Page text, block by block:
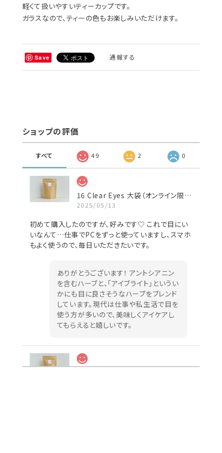
軽くて扱いやすいティーカップです。
ガラスなので、ティーの色もお楽しみいただけます。
Save 通報する
ショップの評価
すべて 49 2 0
16 Clear Eyes 大袋（オンライン限定）
2025/05/13
初めて購入したのですが、好みです♡ これで目にい
いなんて…仕事でPCをずっと使っていますし、スマホ
もよく使うので、毎日いただきたいです。
ありがとうございます！ アントシアニン
を含むハーブと、「アイブライト」というい
かにも目に良さそうなハーブをブレンド
しています。現代は仕事や私生活で目を
使う方が多いので、美味しくアイケアし
てもらえると嬉しいです。